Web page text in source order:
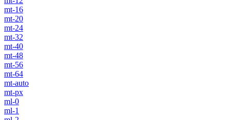
mt-16
mt-20
mt-24
mt-32
mt-40
mt-48
mt-56
mt-64
mt-auto
mt-px
ml-0
ml-1